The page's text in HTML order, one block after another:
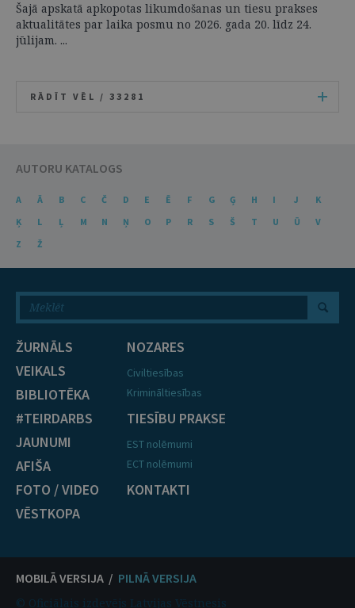
Šajā apskatā apkopotas likumdošanas un tiesu prakses
aktualitātes par laika posmu no 2026. gada 20. līdz 24.
jūlijam. ...
RĀDĪT VĒL / 33281
AUTORU KATALOGS
A Ā B C Č D E Ē F G Ģ H I J
K
Ķ
L Ļ M N Ņ O P R S Š T U Ū
V
Z
Ž
ŽURNĀLS
VEIKALS
BIBLIOTĒKA
#TEIRDARBS
JAUNUMI
AFIŠA
FOTO / VIDEO
VĒSTKOPA
NOZARES
Civiltiesības
Krimināltiesības
TIESĪBU PRAKSE
EST nolēmumi
ECT nolēmumi
KONTAKTI
MOBILĀ VERSIJA / PILNĀ VERSIJA
© Oficiālais izdevējs Latvijas Vēstnesis